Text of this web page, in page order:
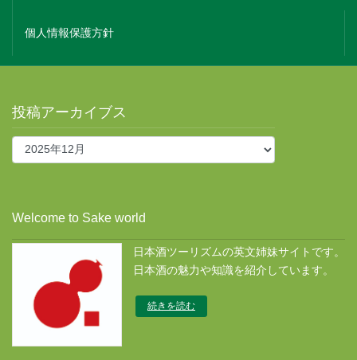
個人情報保護方針
投稿アーカイブス
投
イ
ブ
Welcome to Sake world
日本酒ツーリズムの英文姉妹サイトです。
日本酒の魅力や知識を紹介しています。
続きを読む